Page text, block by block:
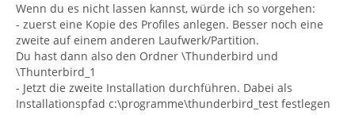
Wenn du es nicht lassen kannst, würde ich so vorgehen:
- zuerst eine Kopie des Profiles anlegen. Besser noch eine
zweite auf einem anderen Laufwerk/Partition.
Du hast dann also den Ordner \Thunderbird und
\Thunterbird_1
- Jetzt die zweite Installation durchführen. Dabei als
Installationspfad c:\programme\thunderbird_test festlegen